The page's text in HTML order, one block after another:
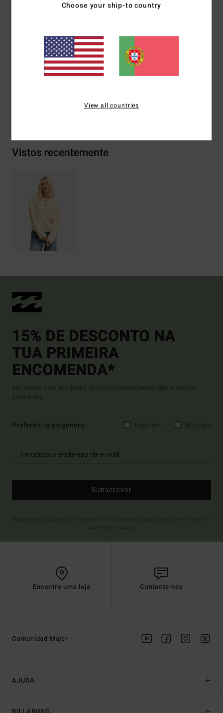
Etiqueta com logótipo à frente
Materiais[Tecido principal] 84% acrílico, 10% nylon, 6%
Envio& Devoluciones
Vistos recentemente
15% DE DESCONTO NA
TUA PRIMEIRA
ENCOMENDA*
Subscreve para receberes as mais recentes novidades e ofertas
exclusivas.
Preferência de género
Subscrever
Encontre uma loja Contacte-nos
AJUDA
BILLABONG
Comunidad Mujer
Choose your ship-to country
View all countries